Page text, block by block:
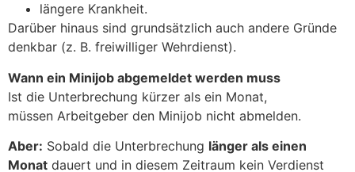
längere Krankheit.
Darüber hinaus sind grundsätzlich auch andere Gründe
denkbar (z. B. freiwilliger Wehrdienst).
Wann ein Minijob abgemeldet werden muss
Ist die Unterbrechung kürzer als ein Monat,
müssen Arbeitgeber den Minijob nicht abmelden.
Aber: Sobald die Unterbrechung länger als einen
Monat dauert und in diesem Zeitraum kein Verdienst